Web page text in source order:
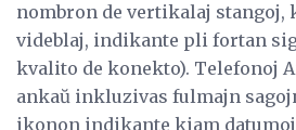
nombron de vertikalaj stangoj,
videblaj, indikante pli fortan
kvalito de konekto). Telefonoj
ankaŭ inkluzivas fulmajn
ikonon indikante kiam